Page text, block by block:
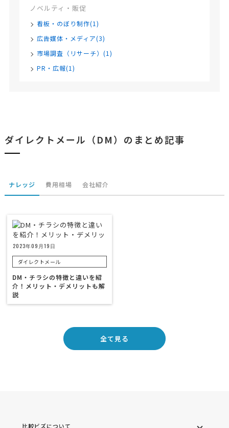
ノベルティ・販促
看板・のぼり制作(1)
広告媒体・メディア(3)
市場調査（リサーチ）(1)
PR・広報(1)
ダイレクトメール（DM）のまとめ記事
ナレッジ 費用相場 会社紹介
2023年09月19日
ダイレクトメール
DM・チラシの特徴と違いを紹
介！メリット・デメリットも解
説
全て見る
比較ビズについて